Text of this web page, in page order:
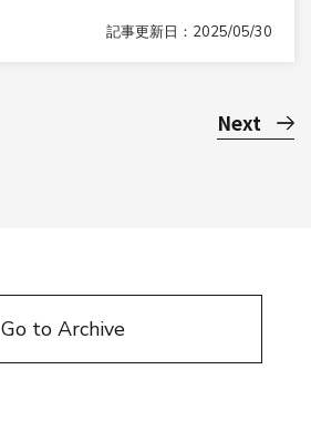
記事更新日：2025/05/30
Next
Go to Archive